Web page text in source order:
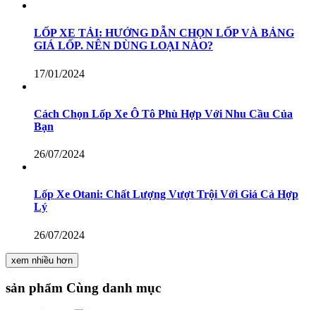
LỐP XE TẢI: HƯỚNG DẪN CHỌN LỐP VÀ BẢNG
GIÁ LỐP. NÊN DÙNG LOẠI NÀO?
17/01/2024
Cách Chọn Lốp Xe Ô Tô Phù Hợp Với Nhu Cầu Của
Bạn
26/07/2024
Lốp Xe Otani: Chất Lượng Vượt Trội Với Giá Cả Hợp
Lý
26/07/2024
xem nhiều hơn
sản phẩm Cùng danh mục